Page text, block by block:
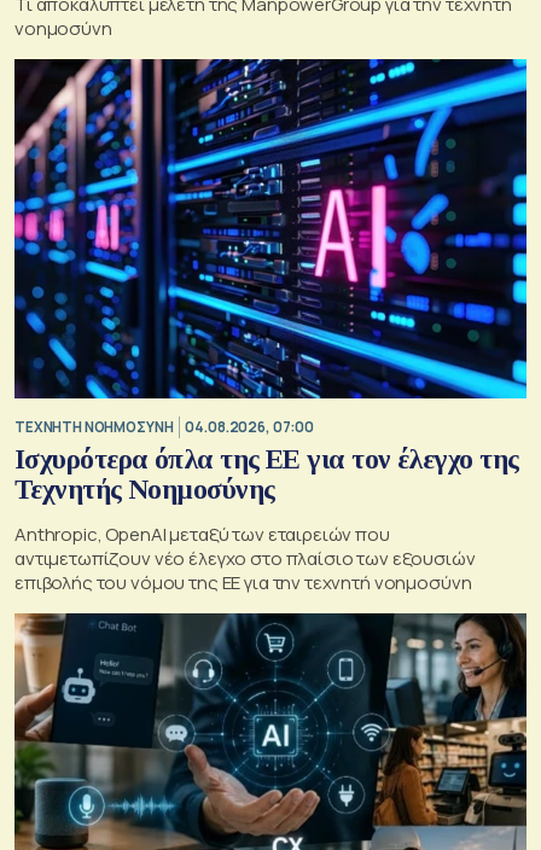
νοημοσύνη
TΕΧΝΗΤΗ ΝΟΗΜΟΣΥΝΗ 04.08.2026, 07:00
Ισχυρότερα όπλα της ΕΕ για τον έλεγχο της
Τεχνητής Νοημοσύνης
Anthropic, OpenAI μεταξύ των εταιρειών που
αντιμετωπίζουν νέο έλεγχο στο πλαίσιο των εξουσιών
επιβολής του νόμου της ΕΕ για την τεχνητή νοημοσύνη